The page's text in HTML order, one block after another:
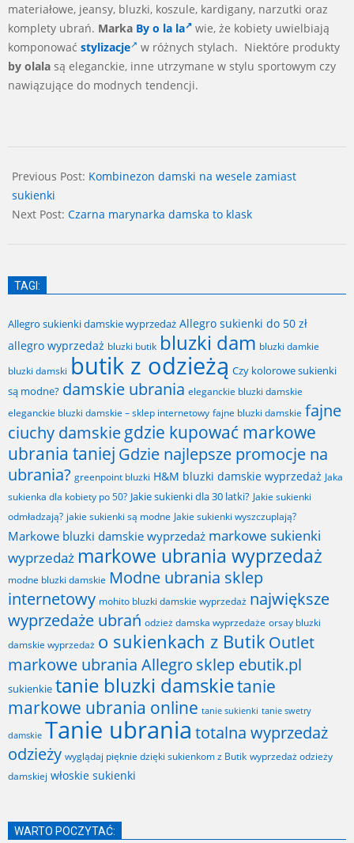
materiałowe, jeansy, bluzki, koszule, kardigany, narzutki oraz
komplety ubrań. Marka By o la la
wie, że kobiety uwielbiają
komponować stylizacje
w różnych stylach. Niektóre produkty
by olala są eleganckie, inne utrzymane w stylu sportowym czy
nawiązujące do modnych tendencji.
03-
11
Previous Post: Kombinezon damski na wesele zamiast
sukienki
Next Post: Czarna marynarka damska to klask
TAGI:
Allegro sukienki damskie wyprzedaż Allegro sukienki do 50 zł
allegro wyprzedaż bluzki butik bluzki dam bluzki damkie
bluzki damski butik z odzieżą Czy kolorowe sukienki
są modne? damskie ubrania eleganckie bluzki damskie
eleganckie bluzki damskie – sklep internetowy fajne bluzki damskie fajne
ciuchy damskiegdzie kupować markowe
ubrania taniej Gdzie najlepsze promocje na
ubrania? greenpoint bluzki H&M bluzki damskie wyprzedaż Jaka
sukienka dla kobiety po 50? Jakie sukienki dla 30 latki? Jakie sukienki
odmładzają? jakie sukienki są modne Jakie sukienki wyszczuplają?
Markowe bluzki damskie wyprzedaż markowe sukienki
wyprzedaż markowe ubrania wyprzedaż
modne bluzki damskie Modne ubrania sklep
internetowy mohito bluzki damskie wyprzedaż największe
wyprzedaże ubrań odzież damska wyprzedaże orsay bluzki
damskie wyprzedaż o sukienkach z Butik Outlet
markowe ubrania Allegro sklep ebutik.pl
sukienkie tanie bluzki damskietanie
markowe ubrania online tanie sukienki tanie swetry
damskie Tanie ubrania totalna wyprzedaż
odzieży wyglądaj pięknie dzięki sukienkom z Butik wyprzedaż odzieży
damskiej włoskie sukienki
WARTO POCZYTAĆ: